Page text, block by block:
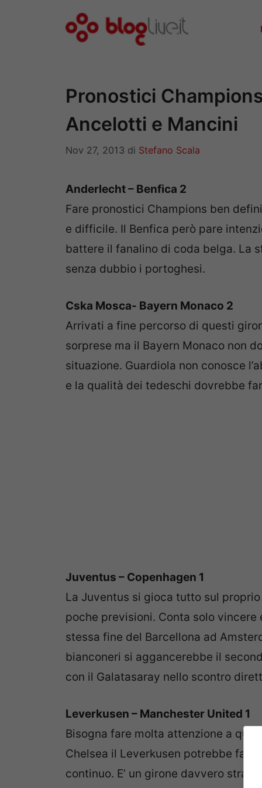
Pronostici
Ancelotti e Mancini
Nov 27, 2013 di Stefano Scala
Anderlecht – Benfica 2
Fare pronostici Champions ben
e difficile. Il Benfica però pare
battere il fanalino di coda belga. La
senza dubbio i portoghesi.
Cska Mosca- Bayern Monaco 2
Arrivati a fine percorso di questi
sorprese ma il Bayern Monaco non
situazione. Guardiola non conosce
e la qualità dei tedeschi dovrebbe
Juventus – Copenhagen 1
La Juventus si gioca tutto sul
poche previsioni. Conta solo
stessa fine del Barcellona ad
bianconeri si aggancerebbe il
con il Galatasaray nello scontro
Leverkusen – Manchester United 1
Bisogna fare molta attenzione a
Chelsea il Leverkusen potrebbe fare
continuo. E’ un girone davvero